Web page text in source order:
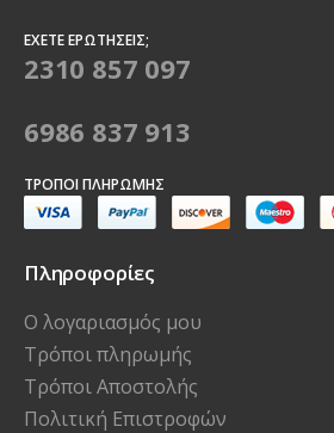
ΈΧΕΤΕ ΕΡΩΤΉΣΕΙΣ;
2310 857 097
6986 837 913
ΤΡΌΠΟΙ ΠΛΗΡΩΜΉΣ
Πληροφορίες
Ο λογαριασμός μου
Τρόποι πληρωμής
Τρόποι Αποστολής
Πολιτική Επιστροφών